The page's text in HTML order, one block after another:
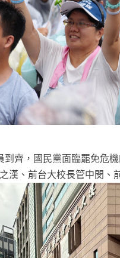
到齊，國民黨面臨罷免危
漢、前台大校長管中閔、